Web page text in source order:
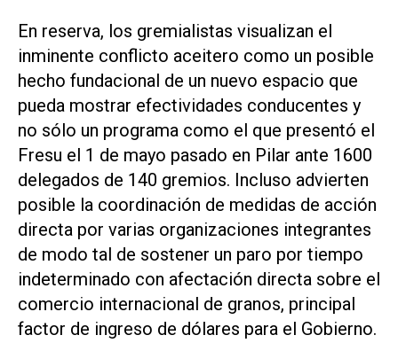
En reserva, los gremialistas visualizan el
inminente conflicto aceitero como un posible
hecho fundacional de un nuevo espacio que
pueda mostrar efectividades conducentes y
no sólo un programa como el que presentó el
Fresu el 1 de mayo pasado en Pilar ante 1600
delegados de 140 gremios. Incluso advierten
posible la coordinación de medidas de acción
directa por varias organizaciones integrantes
de modo tal de sostener un paro por tiempo
indeterminado con afectación directa sobre el
comercio internacional de granos, principal
factor de ingreso de dólares para el Gobierno.